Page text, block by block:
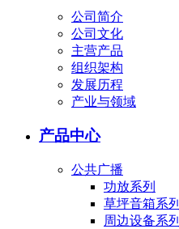
公司简介
公司文化
主营产品
组织架构
发展历程
产业与领域
产品中心
公共广播
功放系列
草坪音箱系列
周边设备系列